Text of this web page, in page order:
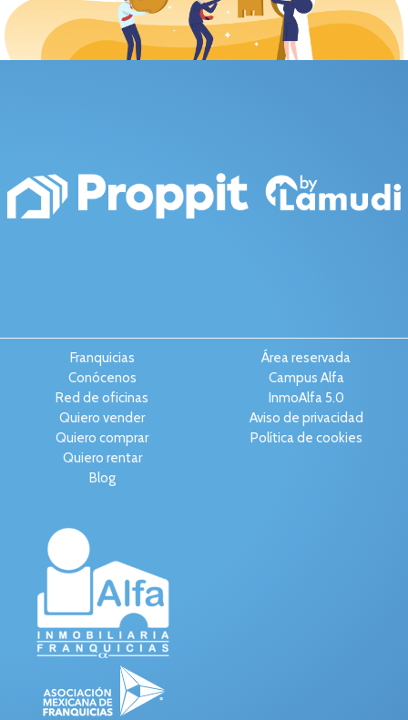
Franquicias
Conócenos
Red de oficinas
Quiero vender
Quiero comprar
Quiero rentar
Blog
Área reservada
Campus Alfa
InmoAlfa 5.0
Aviso de privacidad
Política de cookies